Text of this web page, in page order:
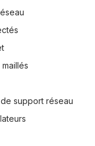
support réseau